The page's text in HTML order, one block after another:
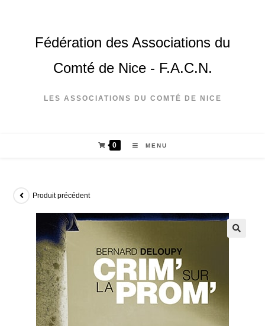
Fédération des Associations du
Comté de Nice - F.A.C.N.
LES ASSOCIATIONS DU COMTÉ DE NICE
0 MENU
Produit précédent